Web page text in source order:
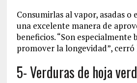
Consumirlas al vapor, asadas o
una excelente manera de
beneficios. “Son especialmente
promover la longevidad”,
5- Verduras de hoja